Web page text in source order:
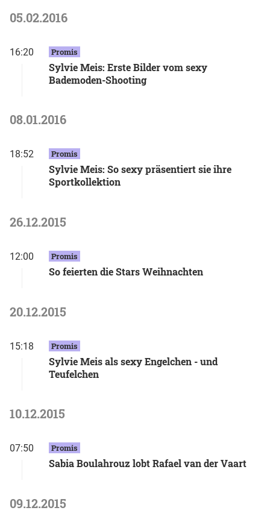
05.02.2016
16:20 Promis
Sylvie Meis: Erste Bilder vom sexy
Bademoden-Shooting
08.01.2016
18:52 Promis
Sylvie Meis: So sexy präsentiert sie ihre
Sportkollektion
26.12.2015
12:00 Promis
So feierten die Stars Weihnachten
20.12.2015
15:18 Promis
Sylvie Meis als sexy Engelchen - und
Teufelchen
10.12.2015
07:50 Promis
Sabia Boulahrouz lobt Rafael van der Vaart
09.12.2015